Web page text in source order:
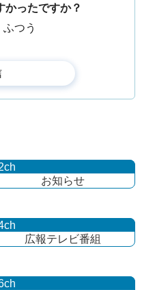
かったですか？
ふつう
お知らせ
広報テレビ番組